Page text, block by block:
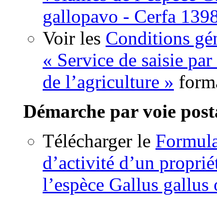
gallopavo - Cerfa
Voir les Conditions
« Service de saisie
de l’agriculture »
Démarche par voie
Télécharger le
d’activité d’un
l’espèce Gallus